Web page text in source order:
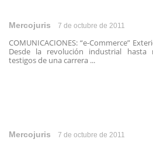
Mercojuris 7 de octubre de 2011
COMUNICACIONES: “e-Commerce”
Desde la revolución industrial hasta
testigos de una carrera ...
Mercojuris 7 de octubre de 2011